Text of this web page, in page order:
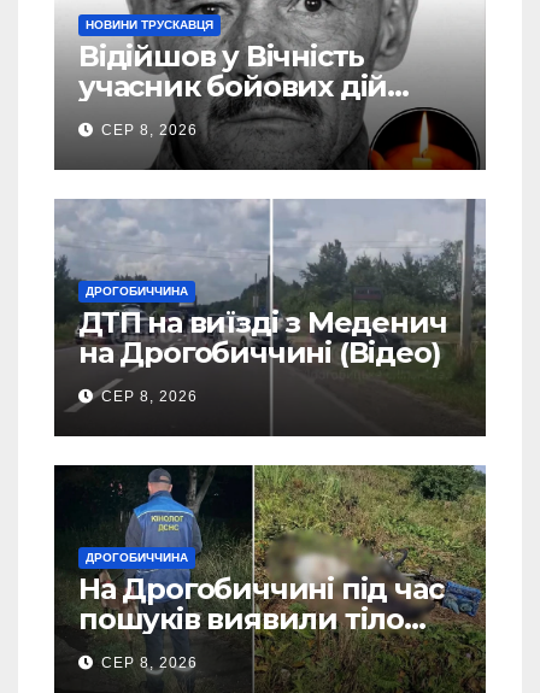
НОВИНИ ТРУСКАВЦЯ
Відійшов у Вічність
учасник бойових дій
Василь Іваникович зі
Станилі
СЕР 8, 2026
ДРОГОБИЧЧИНА
ДТП на виїзді з Меденич
на Дрогобиччині (Відео)
СЕР 8, 2026
ДРОГОБИЧЧИНА
На Дрогобиччині під час
пошуків виявили тіло
зниклого чоловіка (Фото)
СЕР 8, 2026